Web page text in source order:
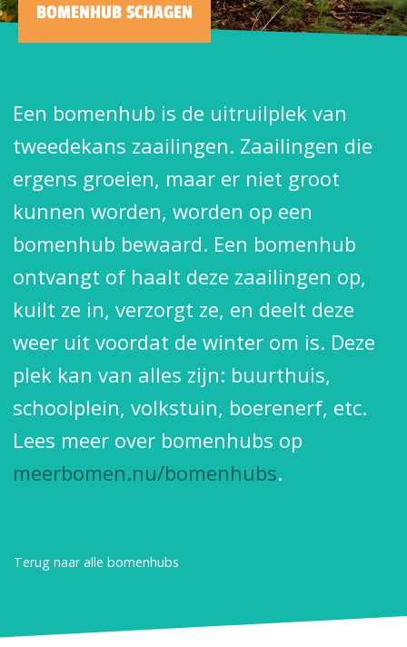
BOMENHUB SCHAGEN
Een bomenhub is de uitruilplek van
tweedekans zaailingen. Zaailingen die
ergens groeien, maar er niet groot
kunnen worden, worden op een
bomenhub bewaard. Een bomenhub
ontvangt of haalt deze zaailingen op,
kuilt ze in, verzorgt ze, en deelt deze
weer uit voordat de winter om is. Deze
plek kan van alles zijn: buurthuis,
schoolplein, volkstuin, boerenerf, etc.
Lees meer over bomenhubs op
meerbomen.nu/bomenhubs.
Terug naar alle bomenhubs